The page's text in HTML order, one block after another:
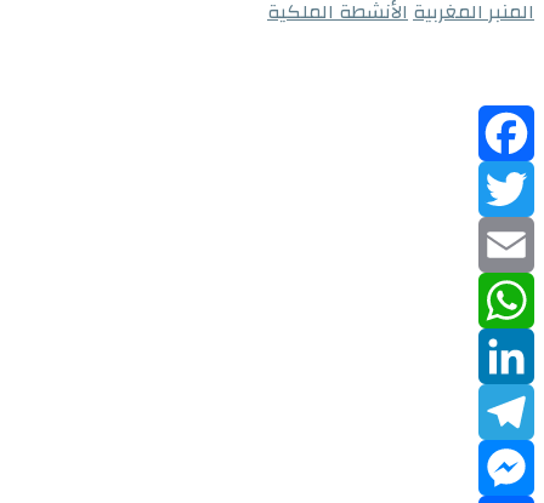
المنبر المغربيةالأنشطة الملكية
Facebook
Twitter
Email
WhatsApp
LinkedIn
Telegram